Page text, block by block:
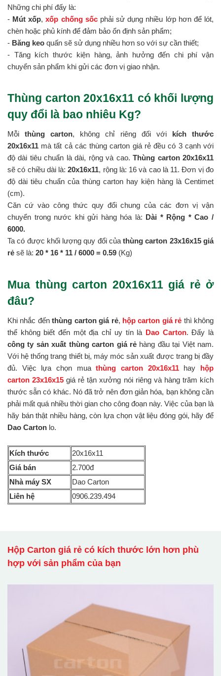
Những chi phí đấy là:
- Mút xốp,xốp chống sốcphải sử dụng nhiều lớp hơn để lót,
chèn hoặc phủ kính để đảm bảo ổn định sản phẩm;
- Băng keo quấn sẽ sử dụng nhiều hơn so với sự cần thiết;
- Tăng kích thước kiện hàng, ảnh hưởng đến chi phí vận
chuyển sản phẩm khi gửi các đơn vị giao nhận.
Thùng carton 20x16x11 có khối lượng
quy đổi là bao nhiêu Kg?
Mỗithùng carton, không chỉ riêng đối với kích thước
20x16x11 mà tất cả các thùng carton giá rẻ đều có 3 cạnh với
độ dài tiêu chuẩn là dài, rộng và cao.Thùng carton 20x16x11
sẽ có chiều dài là:20x16x11, rộng là: 16 và cao là 11. Đơn vị đo
độ dài tiêu chuẩn của thùng carton hay kiện hàng là Centimet
(cm).
Căn cứ vào công thức quy đổi chung của các đơn vị vận
chuyển trong nước khi gửi hàng hóa là: Dài * Rộng * Cao /
6000.
Ta có được khối lượng quy đổi củathùng carton 23x16x15 giá
rẻ sẽ là: 20 * 16 * 11 / 6000 = 0.59 (Kg)
Mua thùng carton 20x16x11 giá rẻ ở
đâu?
Khi nhắc đếnthùng carton giá rẻ, hộp carton giá rẻ thì không
thể không biết đến một địa chỉ uy tín là Dao Carton. Đấy là
công ty sản xuất thùng carton giá rẻhàng đầu tại Việt nam.
Với hệ thống trang thiết bị, máy móc sản xuất được trang bị đầy
đủ. Việc lựa chọn muathùng carton 20x16x11hay hộp
carton 23x16x15 giá rẻ tận xưởng nói riêng và hàng trăm kích
thước sẵn có khác. Nó đã trở nên đơn giản hóa, bạn không cần
phải mất quá nhiều thời gian cho công đoạn này. Việc của bạn là
hãy bán thật nhiều hàng, còn lựa chọn vật liệu đóng gói, hãy để
Dao Carton lo.
Kích thước
20x16x11
Giá bán
2.700đ
Nhà máy SX
Dao Carton
Liên hệ
0906.239.494
Hộp Carton giá rẻ có kích thước lớn hơn phù
hợp với sản phẩm của bạn